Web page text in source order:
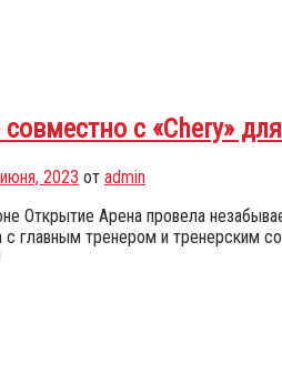
совместно с «Chery»
2023 от admin
Открытие Арена провела
главным тренером и тренерским